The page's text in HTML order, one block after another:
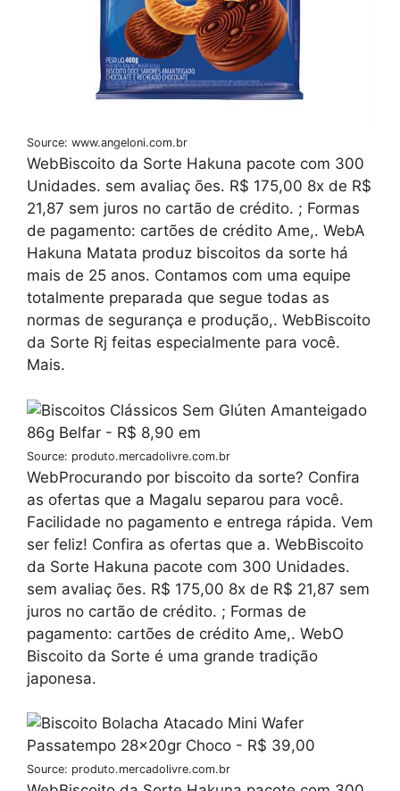
Source: www.angeloni.com.br
WebBiscoito da Sorte Hakuna pacote com 300
Unidades. sem avaliaç ões. R$ 175,00 8x de R$
21,87 sem juros no cartão de crédito. ; Formas
de pagamento: cartões de crédito Ame,. WebA
Hakuna Matata produz biscoitos da sorte há
mais de 25 anos. Contamos com uma equipe
totalmente preparada que segue todas as
normas de segurança e produção,. WebBiscoito
da Sorte Rj feitas especialmente para você.
Mais.
Source: produto.mercadolivre.com.br
WebProcurando por biscoito da sorte? Confira
as ofertas que a Magalu separou para você.
Facilidade no pagamento e entrega rápida. Vem
ser feliz! Confira as ofertas que a. WebBiscoito
da Sorte Hakuna pacote com 300 Unidades.
sem avaliaç ões. R$ 175,00 8x de R$ 21,87 sem
juros no cartão de crédito. ; Formas de
pagamento: cartões de crédito Ame,. WebO
Biscoito da Sorte é uma grande tradição
japonesa.
Source: produto.mercadolivre.com.br